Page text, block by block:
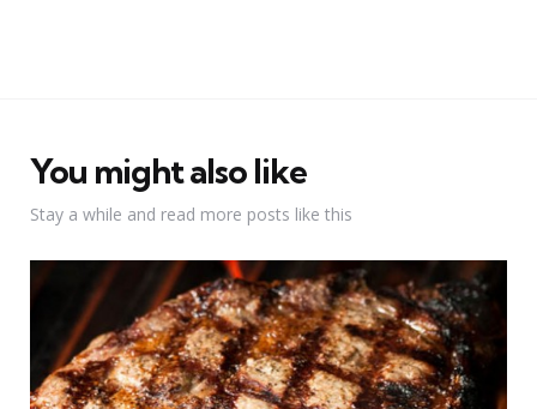
You might also like
Stay a while and read more posts like this